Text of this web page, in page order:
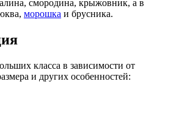
смородина, крыжовник, а в
морошка и брусника.
класса в зависимости от
и других особенностей: